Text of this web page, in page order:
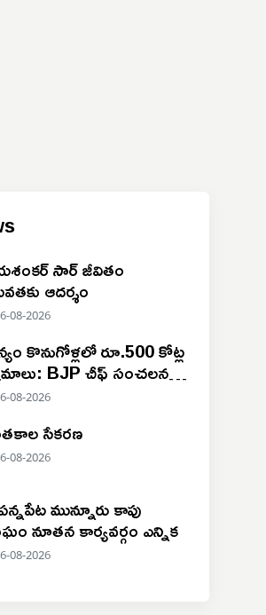
సార్ జీవితం
ఆదర్శం
08-2026
కొనుగోళ్లలో రూ.500 కోట్ల
BJP చీఫ్ సంచలన
08-2026
సేకరణ
08-2026
మున్నూరు కాపు
నూతన కార్యవర్గం ఎన్నిక
08-2026